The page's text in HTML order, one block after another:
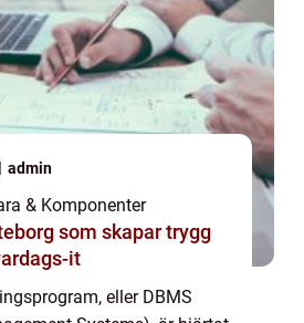
admin
& Komponenter
som skapar trygg
it
eller DBMS